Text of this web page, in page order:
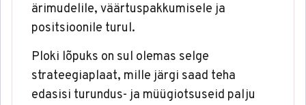
ärimudelile, väärtuspakkumisele ja
positsioonile turul.
Ploki lõpuks on sul olemas selge
strateegiaplaat, mille järgi saad teha
edasisi turundus- ja müügiotsuseid palju